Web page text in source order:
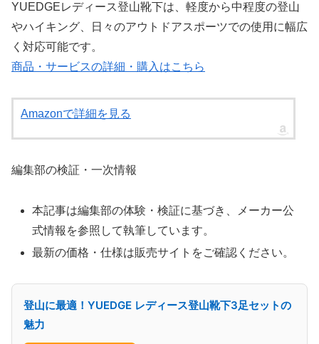
YUEDGEレディース登山靴下は、軽度から中程度の登山
やハイキング、日々のアウトドアスポーツでの使用に幅広
く対応可能です。
商品・サービスの詳細・購入はこちら
Amazonで詳細を見る
編集部の検証・一次情報
本記事は編集部の体験・検証に基づき、メーカー公
式情報を参照して執筆しています。
最新の価格・仕様は販売サイトをご確認ください。
登山に最適！YUEDGE レディース登山靴下3足セットの
魅力